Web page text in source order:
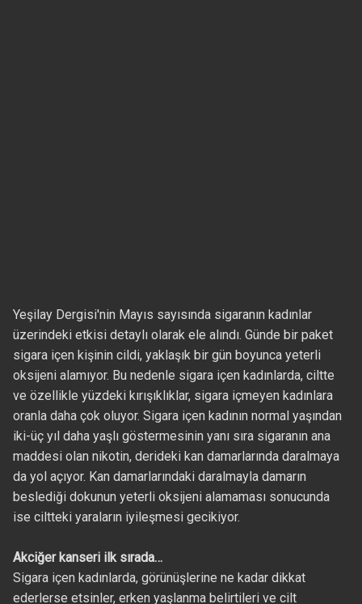
Yeşilay Dergisi'nin Mayıs sayısında sigaranın kadınlar
üzerindeki etkisi detaylı olarak ele alındı. Günde bir paket
sigara içen kişinin cildi, yaklaşık bir gün boyunca yeterli
oksijeni alamıyor. Bu nedenle sigara içen kadınlarda, ciltte
ve özellikle yüzdeki kırışıklıklar, sigara içmeyen kadınlara
oranla daha çok oluyor. Sigara içen kadının normal yaşından
iki-üç yıl daha yaşlı göstermesinin yanı sıra sigaranın ana
maddesi olan nikotin, derideki kan damarlarında daralmaya
da yol açıyor. Kan damarlarındaki daralmayla damarın
beslediği dokunun yeterli oksijeni alamaması sonucunda
ise ciltteki yaraların iyileşmesi gecikiyor.
Akciğer kanseri ilk sırada…
Sigara içen kadınlarda, görünüşlerine ne kadar dikkat
ederlerse etsinler, erken yaşlanma belirtileri ve cilt